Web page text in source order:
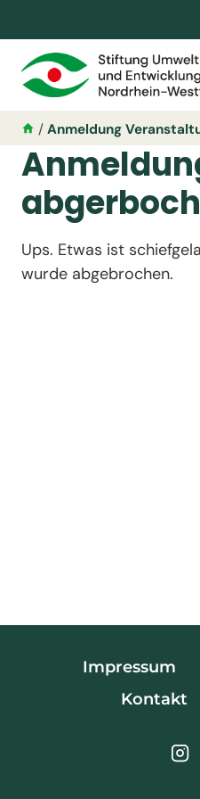
/ Anmeldung
Ups. Etwas ist
wurde abgebrochen.
Impressum
Kontakt